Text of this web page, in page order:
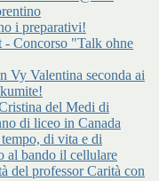
i preparativi!
- Concorso "Talk ohne
Vy Valentina seconda ai
del Medi di
di liceo in Canada
di vita e di
al bando il cellulare
del professor Carità con